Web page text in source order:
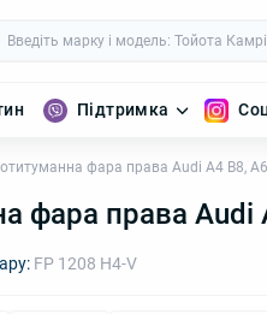
Підтримка
фара права Audi A4 B8,
фара права Audi
FP 1208 H4-V